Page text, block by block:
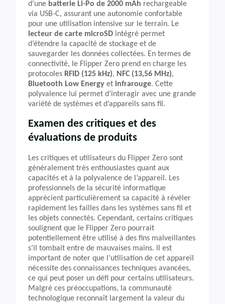
d’une batterie Li-Po de 2000 mAh rechargeable
via USB-C, assurant une autonomie confortable
pour une utilisation intensive sur le terrain. Le
lecteur de carte microSD intégré permet
d’étendre la capacité de stockage et de
sauvegarder les données collectées. En termes de
connectivité, le Flipper Zero prend en charge les
protocoles RFID (125 kHz), NFC (13,56 MHz),
Bluetooth Low Energy et infrarouge. Cette
polyvalence lui permet d’interagir avec une grande
variété de systèmes et d’appareils sans fil.
Examen des critiques et des
évaluations de produits
Les critiques et utilisateurs du Flipper Zero sont
généralement très enthousiastes quant aux
capacités et à la polyvalence de l’appareil. Les
professionnels de la sécurité informatique
apprécient particulièrement sa capacité à révéler
rapidement les failles dans les systèmes sans fil et
les objets connectés. Cependant, certains critiques
soulignent que le Flipper Zero pourrait
potentiellement être utilisé à des fins malveillantes
s’il tombait entre de mauvaises mains. Il est
important de noter que l’utilisation de cet appareil
nécessite des connaissances techniques avancées,
ce qui peut poser un défi pour certains utilisateurs.
Malgré ces préoccupations, la communauté
technologique reconnaît largement la valeur du